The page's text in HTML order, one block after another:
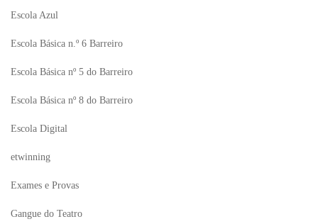
Escola Azul
Escola Básica n.º 6 Barreiro
Escola Básica nº 5 do Barreiro
Escola Básica nº 8 do Barreiro
Escola Digital
etwinning
Exames e Provas
Gangue do Teatro